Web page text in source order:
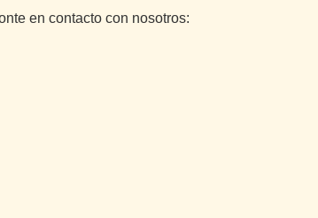
en contacto con nosotros: